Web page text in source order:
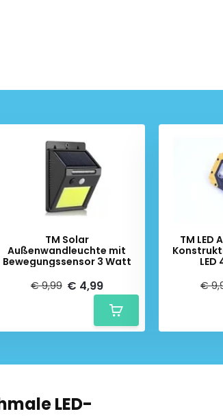
TM Solar
Außenwandleuchte mit
Bewegungssensor 3 Watt
€ 9,99 € 4,99
TM LED
LED
€
LED-